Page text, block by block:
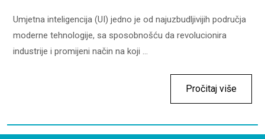
Umjetna inteligencija (UI) jedno je od najuzbudljivijih područja
moderne tehnologije, sa sposobnošću da revolucionira
industrije i promijeni način na koji ...
Pročitaj više